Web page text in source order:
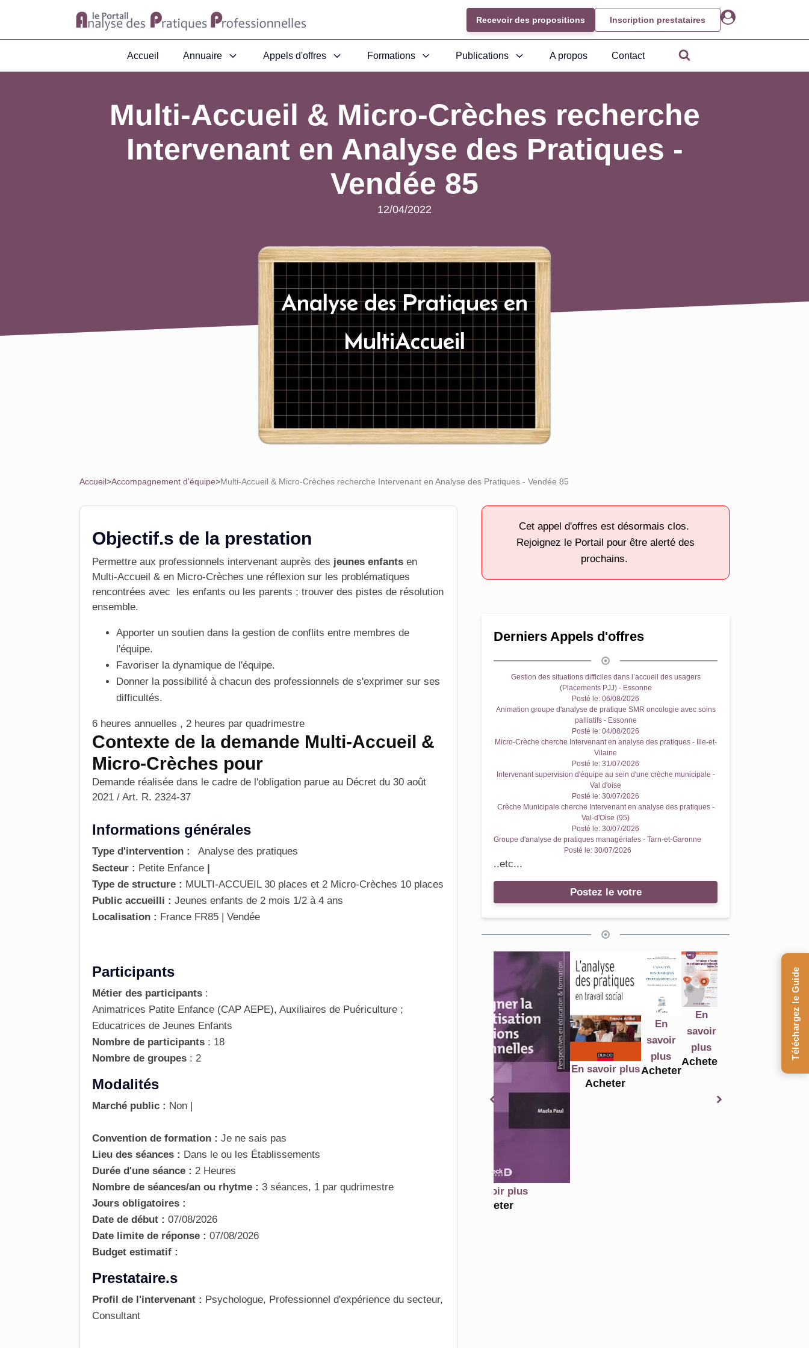
Recevoir des propositions Inscription prestataires
Accueil Annuaire Appels d'offres Formations Publications A propos Contact
Multi-Accueil & Micro-Crèches recherche
Intervenant en Analyse des Pratiques -
Vendée 85
12/04/2022
Analyse des Pratiques en
MultiAccueil
Accueil>Accompagnement d'équipe>Multi-Accueil & Micro-Crèches recherche Intervenant en Analyse des Pratiques - Vendée 85
Objectif.s de la prestation
Permettre aux professionnels intervenant auprès des jeunes enfants en
Multi-Accueil & en Micro-Crèches une réflexion sur les problématiques
rencontrées avec les enfants ou les parents ; trouver des pistes de résolution
ensemble.
Apporter un soutien dans la gestion de conflits entre membres de
l'équipe.
Favoriser la dynamique de l'équipe.
Donner la possibilité à chacun des professionnels de s'exprimer sur ses
difficultés.
6 heures annuelles , 2 heures par quadrimestre
Contexte de la demande Multi-Accueil &
Micro-Crèches pour
Demande réalisée dans le cadre de l'obligation parue au Décret du 30 août
2021 / Art. R. 2324-37
Informations générales
Type d'intervention :
Analyse des pratiques
Secteur : Petite Enfance |
Type de structure : MULTI-ACCUEIL 30 places et 2 Micro-Crèches 10 places
Public accueilli : Jeunes enfants de 2 mois 1/2 à 4 ans
Localisation : France FR85 | Vendée
Participants
Métier des participants :
Animatrices Patite Enfance (CAP AEPE), Auxiliaires de Puériculture ;
Educatrices de Jeunes Enfants
Nombre de participants : 18
Nombre de groupes : 2
Modalités
Marché public : Non |
Convention de formation : Je ne sais pas
Lieu des séances : Dans le ou les Établissements
Durée d'une séance : 2 Heures
Nombre de séances/an ou rhytme : 3 séances, 1 par qudrimestre
Jours obligatoires :
Date de début : 07/08/2026
Date limite de réponse : 07/08/2026
Budget estimatif :
Prestataire.s
Profil de l'intervenant : Psychologue, Professionnel d'expérience du secteur,
Consultant
Cet appel d'offres est désormais clos.
Rejoignez le Portail pour être alerté des
prochains.
Derniers Appels d'offres
Gestion des situations difficiles dans l’accueil des usagers
(Placements PJJ) - Essonne
Posté le: 06/08/2026
Animation groupe d'analyse de pratique SMR oncologie avec soins
palliatifs - Essonne
Posté le: 04/08/2026
Micro-Crèche cherche Intervenant en analyse des pratiques - Ille-et-
Vilaine
Posté le: 31/07/2026
Intervenant supervision d'équipe au sein d'une crèche municipale -
Val d'oise
Posté le: 30/07/2026
Crèche Municipale cherche Intervenant en analyse des pratiques -
Val-d'Oise (95)
Posté le: 30/07/2026
Groupe d'analyse de pratiques managériales - Tarn-et-Garonne
Posté le: 30/07/2026
..etc...
Postez le votre
En savoir plus
En
savoir
plus
Acheter
savoir
plus
Acheter
savoir
plus
Acheter
Téléchargez le Guide